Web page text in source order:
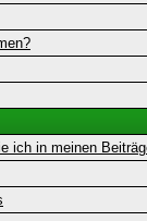
ich in meinen